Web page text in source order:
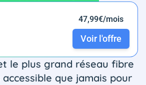
47,99€/mois
Voir l'offre
le plus grand réseau fibre
que jamais pour